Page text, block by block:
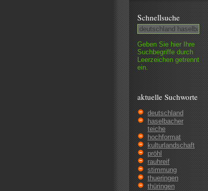
Schnell­suche
Geben Sie hier Ihre
Such­begriffe durch
Leer­zeichen getrennt
ein.
aktuelle Suchworte
deutschland
haselbacher
teiche
hochformat
kulturlandschaft
pröhl
rauhreif
stimmung
thueringen
thüringen